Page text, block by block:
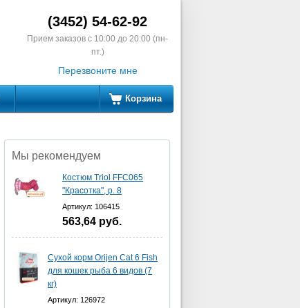
(3452) 54-62-92
Прием заказов с 10:00 до 20:00 (пн-
пт.)
Перезвоните мне
Корзина
Мы рекомендуем
Костюм Triol FFC065
"Красотка", р. 8
Артикул: 106415
563,64 руб.
Сухой корм Orijen Cat 6 Fish
для кошек рыба 6 видов (7
кг)
Артикул: 126972